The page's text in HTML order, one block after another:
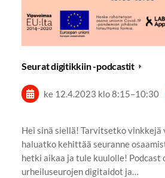
Seurat digitikkiin -podcastit
ke 12.4.2023 klo 8:15–10:30
Hei sinä siellä! Tarvitsetko vinkkejä
haluatko kehittää seuranne
hetki aikaa ja tule kuulolle! Podcast
urheiluseurojen digitaidot ja…